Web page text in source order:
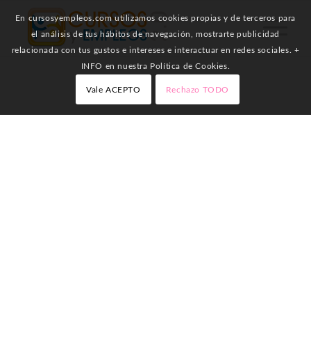
En cursosyempleos.com utilizamos cookies propias y de terceros para
el análisis de tus hábitos de navegación, mostrarte publicidad
relacionada con tus gustos e intereses e interactuar en redes sociales. +
INFO en nuestra Política de Cookies.
Vale ACEPTO Rechazo TODO